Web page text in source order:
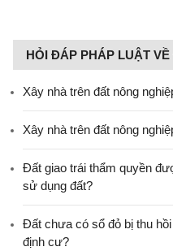
HỎI ĐÁP PHÁP LUẬT
Xây nhà trên đất nông
Xây nhà trên đất nông
Đất giao trái thẩm quyền
sử dụng đất?
Đất chưa có sổ đỏ bị thu
định cư?